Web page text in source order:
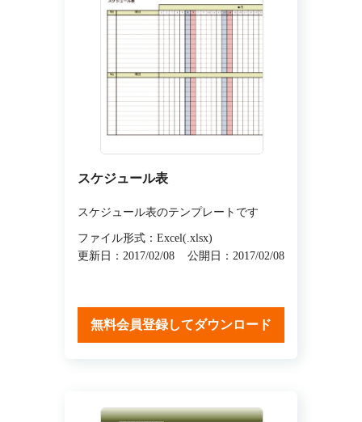
スケジュール表
スケジュール表のテンプレートです
ファイル形式：Excel(.xlsx)
更新日：2017/02/08
公開日：2017/02/08
無料会員登録してダウンロード